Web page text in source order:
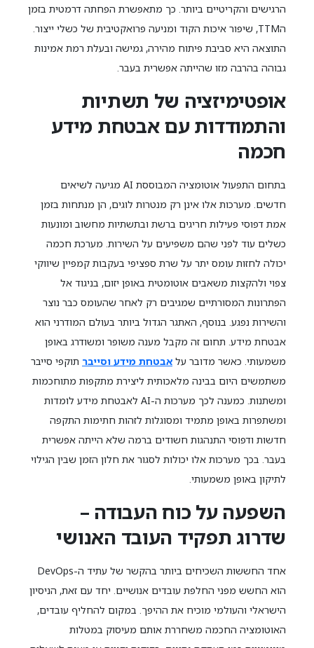
הרגישים והקריטיים ביותר. כך מתאפשרת הפחתה דרמטית בזמן
הTTM, שיפור איכות הקוד ומניעה פרואקטיבית של כשלי ייצור.
התוצאה היא סביבת פיתוח מהירה, גמישה ובעלת רמת אמינות
גבוהה בהרבה מזו שהייתה אפשרית בעבר.
אופטימיזציה של תשתיות
והתמודדות עם אבטחת מידע
חכמה
בתחום התפעול אוטומציה המבוססת AI מגיעה לשיאים
חדשים. מערכות אלו אינן רק מנטרות לוגים, הן מנתחות בזמן
אמת דפוסי פעילות חריגים ברשת ובתשתיות מחשוב ומונעות
כשלים עוד לפני שהם משפיעים על השירות. מערכת חכמה
יכולה לחזות עומס יתר על שרת ספציפי בעקבות קמפיין שיווקי
צפוי ולהקצות משאבים אוטומטית באופן יזום, בניגוד אל
הפתרונות המסורתיים שמגיבים רק לאחר שהעומס כבר נוצר
והשירות נפגע. בנוסף, האתגר הגדול ביותר בעולם המודרני הוא
אבטחת מידע. תחום זה מקבל מענה משופר ומשודרג באופן
משמעותי. כאשר מדובר על אבטחת מידע וסייבר תוקפי סייבר
משתמשים היום בבינה מלאכותית ליצירת מתקפות מתוחכמות
ומשתנות. כמענה לכך מערכות ה-AI לאבטחת מידע לומדות
ומשתפרות באופן מתמיד ומסוגלות לזהות חתימות התקפה
חדשות ודפוסי התנהגות חשודים ברמה שלא הייתה אפשרית
בעבר. בכך מערכות אלו יכולות לסגור את חלון הזמן שבין הגילוי
לתיקון באופן משמעותי.
השפעה על כוח העבודה –
שדרוג תפקיד העובד האנושי
אחד החששות השכיחים ביותר בהקשר של עתיד ה-DevOps
הוא החשש מפני החלפת עובדים אנושיים. יחד עם זאת, הניסיון
הישראלי והעולמי מוכיח את ההיפך. במקום להחליף עובדים,
האוטומציה החכמה משחררת אותם מעיסוק במטלות